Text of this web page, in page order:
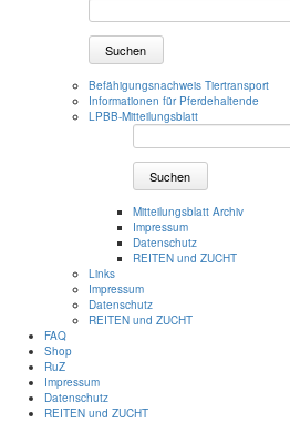
Suchen
Befähigungsnachweis Tiertransport
Informationen für Pferdehaltende
LPBB-Mitteilungsblatt
Suchen
Mitteilungsblatt Archiv
Impressum
Datenschutz
REITEN und ZUCHT
Links
Impressum
Datenschutz
REITEN und ZUCHT
FAQ
Shop
RuZ
Impressum
Datenschutz
REITEN und ZUCHT